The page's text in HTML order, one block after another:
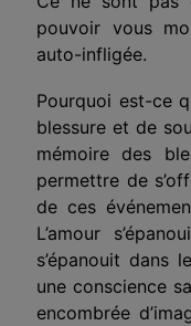
pouvoir vous
auto-infligée.
Pourquoi est-ce
blessure et de
mémoire des
permettre de
de ces
L’amour
s’épanouit dans
une conscience
encombrée